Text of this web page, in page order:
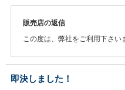
販売店の返信
この度は、弊社をご利用下さい
ごさせて頂きました。お目当て
本当にありがとうございました
即決しました！